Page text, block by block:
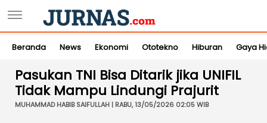
Beranda News Ekonomi Ototekno Hiburan Gaya
Pasukan TNI Bisa Ditarik jika UNIFIL
Tidak Mampu Lindungi Prajurit
MUHAMMAD HABIB SAIFULLAH | RABU, 13/05/2026 02:05 WIB